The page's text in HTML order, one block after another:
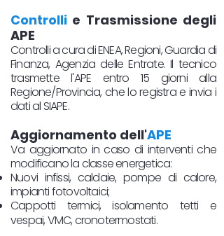
Controlli e Trasmissione degli
APE
Controlli a cura di ENEA, Regioni, Guardia di
Finanza, Agenzia delle Entrate. Il tecnico
trasmette l'APE entro 15 giorni alla
Regione/Provincia, che lo registra e invia i
dati al SIAPE.
Aggiornamento dell'APE
Va aggiornato in caso di interventi che
modificano la classe energetica:
Nuovi infissi, caldaie, pompe di calore,
impianti fotovoltaici;
Cappotti termici, isolamento tetti e
vespai, VMC, cronotermostati.​